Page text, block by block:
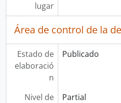
lugar
Área de control de la
Estado de
elaboració
n
Publicado
Nivel de
Partial